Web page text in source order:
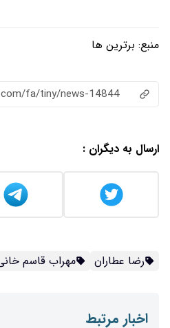
www.khabarfarda.com/fa/
قاسم خانی